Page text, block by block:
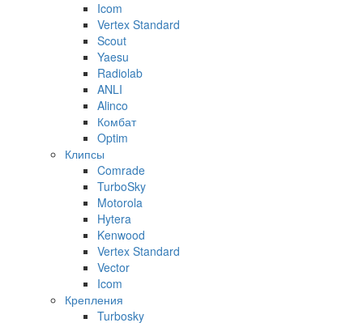
Icom
Vertex Standard
Scout
Yaesu
Radiolab
ANLI
Alinco
Комбат
Optim
Клипсы
Comrade
TurboSky
Motorola
Hytera
Kenwood
Vertex Standard
Vector
Icom
Крепления
Turbosky